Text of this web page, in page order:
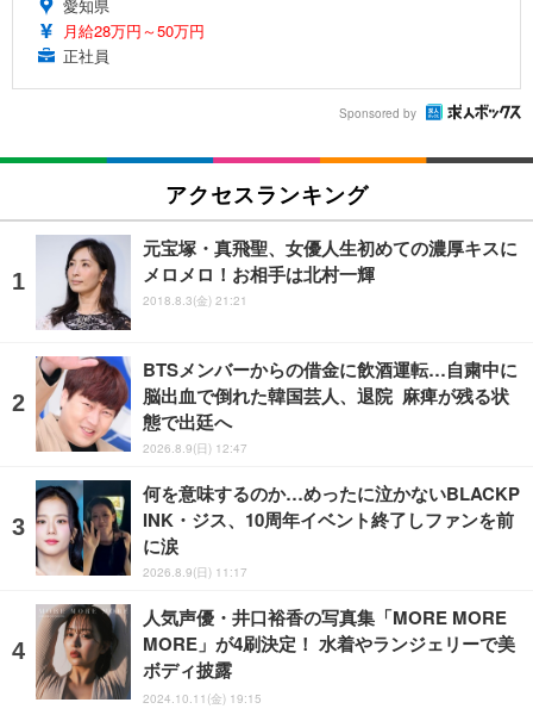
愛知県
月給28万円～50万円
正社員
Sponsored by
アクセスランキング
元宝塚・真飛聖、女優人生初めての濃厚キスに
メロメロ！お相手は北村一輝
2018.8.3(金) 21:21
BTSメンバーからの借金に飲酒運転…自粛中に
脳出血で倒れた韓国芸人、退院 麻痺が残る状
態で出廷へ
2026.8.9(日) 12:47
何を意味するのか…めったに泣かないBLACKP
INK・ジス、10周年イベント終了しファンを前
に涙
2026.8.9(日) 11:17
人気声優・井口裕香の写真集「MORE MORE
MORE」が4刷決定！ 水着やランジェリーで美
ボディ披露
2024.10.11(金) 19:15